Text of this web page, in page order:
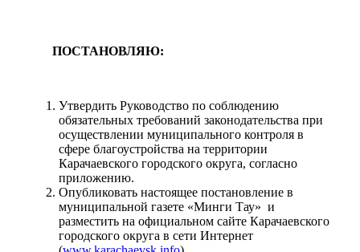
ПОСТАНОВЛЯЮ:
Утвердить Руководство по соблюдению
обязательных требований законодательства при
осуществлении муниципального контроля в
сфере благоустройства на территории
Карачаевского городского округа, согласно
приложению.
Опубликовать настоящее постановление в
муниципальной газете «Минги Тау» и
разместить на официальном сайте Карачаевского
городского округа в сети Интернет